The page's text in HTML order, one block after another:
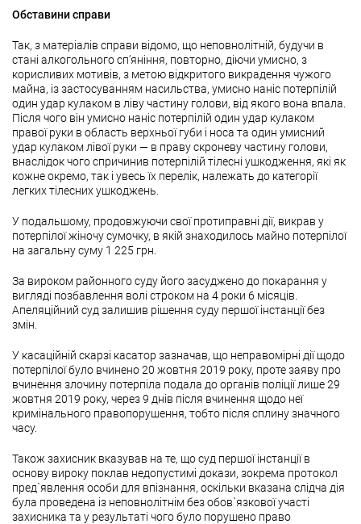
Обставини справи
Так, з матеріалів справи відомо, що неповнолітній, будучи в
стані алкогольного сп’яніння, повторно, діючи умисно, з
корисливих мотивів, з метою відкритого викрадення чужого
майна, із застосуванням насильства, умисно наніс потерпілій
один удар кулаком в ліву частину голови, від якого вона впала.
Після чого він умисно наніс потерпілій один удар кулаком
правої руки в область верхньої губи і носа та один умисний
удар кулаком лівої руки — в праву скроневу частину голови,
внаслідок чого спричинив потерпілій тілесні ушкодження, які як
кожне окремо, так і увесь їх перелік, належать до категорії
легких тілесних ушкоджень.
У подальшому, продовжуючи свої протиправні дії, викрав у
потерпілої жіночу сумочку, в якій знаходилось майно потерпілої
на загальну суму 1 225 грн.
За вироком районного суду його засуджено до покарання у
вигляді позбавлення волі строком на 4 роки 6 місяців.
Апеляційний суд залишив рішення суду першої інстанції без
змін.
У касаційній скарзі касатор зазначав, що неправомірні дії щодо
потерпілої було вчинено 20 жовтня 2019 року, проте заяву про
вчинення злочину потерпіла подала до органів поліції лише 29
жовтня 2019 року, через 9 днів після вчинення щодо неї
кримінального правопорушення, тобто після сплину значного
часу.
Також захисник вказував на те, що суд першої інстанції в
основу вироку поклав недопустимі докази, зокрема протокол
пред`явлення особи для впізнання, оскільки вказана слідча дія
була проведена із неповнолітнім без обов`язкової участі
захисника та у результаті чого було порушено право